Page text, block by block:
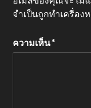
จำเป็นถูกทำเครื่อง
ความเห็น*